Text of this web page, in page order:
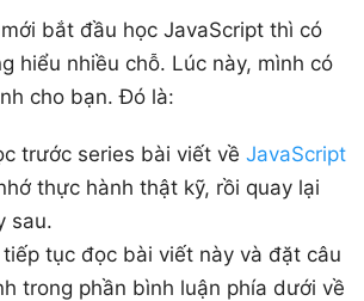
bắt đầu học JavaScript thì có
hiểu nhiều chỗ. Lúc này, mình có
cho bạn. Đó là:
trước series bài viết về JavaScript
thực hành thật kỹ, rồi quay lại
sau.
tục đọc bài viết này và đặt câu
trong phần bình luận phía dưới về